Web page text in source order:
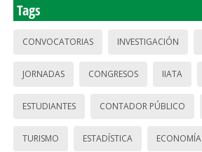
Tags
CONVOCATORIAS INVESTIGACIÓN
JORNADAS CONGRESOS IIATA
ESTUDIANTES CONTADOR PÚBLICO
TURISMO ESTADÍSTICA ECONOMÍA